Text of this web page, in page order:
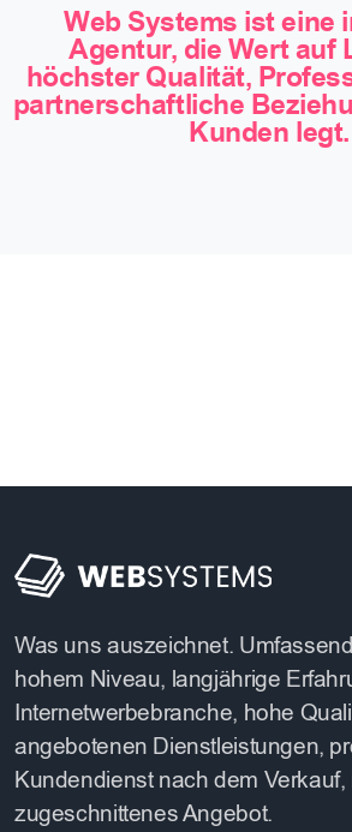
Web Systems ist eine
Agentur, die Wert auf
höchster Qualität,
partnerschaftliche
Kunden legt.
Was uns auszeichnet.
hohem Niveau, langjährige
Internetwerbebranche, hohe
angebotenen Dienstleistungen,
Kundendienst nach dem Verkauf,
zugeschnittenes Angebot.